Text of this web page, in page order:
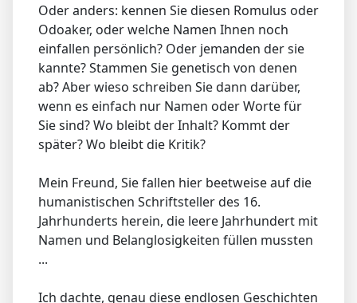
Oder anders: kennen Sie diesen Romulus oder
Odoaker, oder welche Namen Ihnen noch
einfallen persönlich? Oder jemanden der sie
kannte? Stammen Sie genetisch von denen
ab? Aber wieso schreiben Sie dann darüber,
wenn es einfach nur Namen oder Worte für
Sie sind? Wo bleibt der Inhalt? Kommt der
später? Wo bleibt die Kritik?
Mein Freund, Sie fallen hier beetweise auf die
humanistischen Schriftsteller des 16.
Jahrhunderts herein, die leere Jahrhundert mit
Namen und Belanglosigkeiten füllen mussten
...
Ich dachte, genau diese endlosen Geschichten